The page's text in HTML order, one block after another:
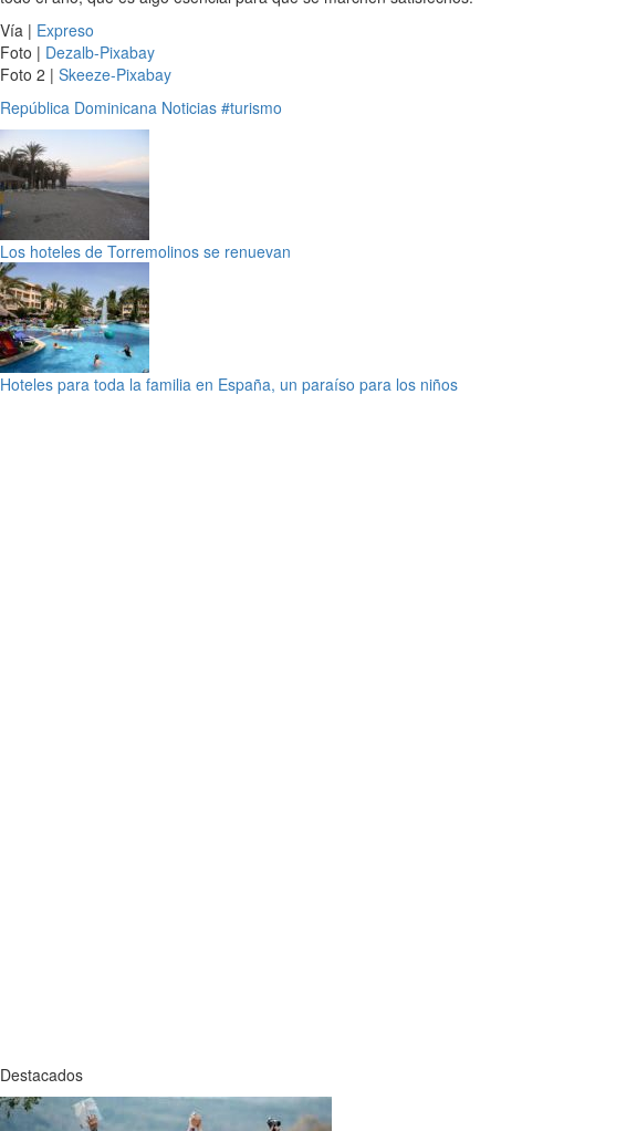
Vía | Expreso
Foto | Dezalb-Pixabay
Foto 2 | Skeeze-Pixabay
República Dominicana Noticias #turismo
Los hoteles de Torremolinos se renuevan
Hoteles para toda la familia en España, un paraíso para los niños
Destacados